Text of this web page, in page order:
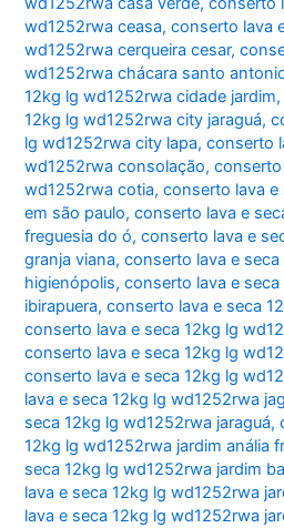
wd1252rwa ceasa,conserto lava
wd1252rwa cerqueira cesar,
wd1252rwa chácara santo
12kg lg wd1252rwa cidade jardim
12kg lg wd1252rwa city jaraguá,
lg wd1252rwa city lapa,conserto
wd1252rwa consolação,conserto
wd1252rwa cotia,conserto lava
em são paulo,conserto lava e
freguesia do ó,conserto lava e
granja viana,conserto lava e
higienópolis,conserto lava e
ibirapuera,conserto lava e seca
conserto lava e seca 12kg lg
conserto lava e seca 12kg lg
conserto lava e seca 12kg lg
lava e seca 12kg lg wd1252rwa
seca 12kg lg wd1252rwa jaraguá,
12kg lg wd1252rwa jardim anália
seca 12kg lg wd1252rwa jardim
lava e seca 12kg lg wd1252rwa
lava e seca 12kg lg wd1252rwa